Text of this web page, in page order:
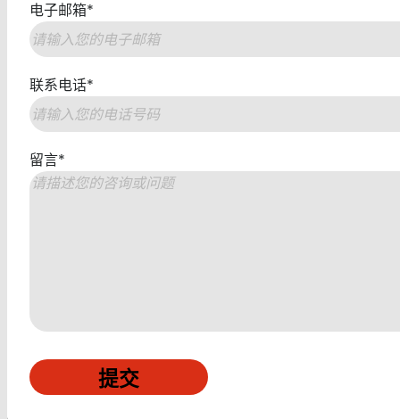
电子邮箱*
联系电话*
留言*